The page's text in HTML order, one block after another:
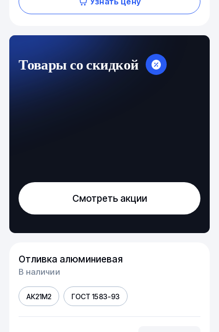
Товары со скидкой
Смотреть акции
Отливка алюминиевая
В наличии
АК21М2 ГОСТ 1583-93